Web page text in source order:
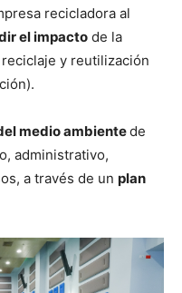
recicladora al
el impacto de la
y reutilización
medio ambientede
administrativo,
a través de un plan